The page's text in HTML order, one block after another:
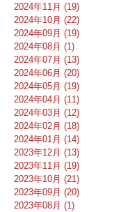
2024年11月 (19)
2024年10月 (22)
2024年09月 (19)
2024年08月 (1)
2024年07月 (13)
2024年06月 (20)
2024年05月 (19)
2024年04月 (11)
2024年03月 (12)
2024年02月 (18)
2024年01月 (14)
2023年12月 (13)
2023年11月 (19)
2023年10月 (21)
2023年09月 (20)
2023年08月 (1)